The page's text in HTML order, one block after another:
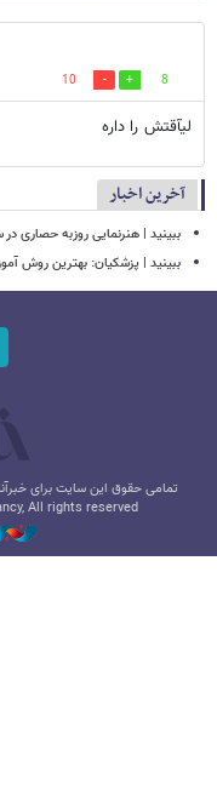
8
10
لیآقتش را داره
آخرین اخبار
ببینید | هنرنمایی روزبه حصاری
ببینید | پزشکیان: بهترین روش
تمامی حقوق این سایت برای
All rights reserved